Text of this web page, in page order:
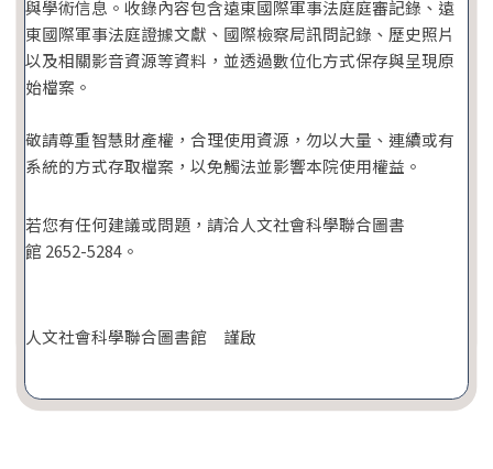
與學術信息。收錄內容包含遠東國際軍事法庭庭審記錄、遠
東國際軍事法庭證據文獻、國際檢察局訊問記錄、歷史照片
以及相關影音資源等資料，並透過數位化方式保存與呈現原
始檔案。
敬請尊重智慧財產權，合理使用資源，勿以大量、連續或有
系統的方式存取檔案，以免觸法並影響本院使用權益。
若您有任何建議或問題，請洽人文社會科學聯合圖書
館 2652-5284。
人文社會科學聯合圖書館 謹啟